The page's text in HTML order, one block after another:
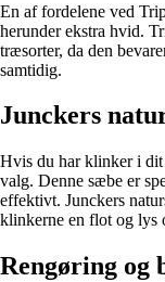
En af fordelene ved
herunder ekstra hvid.
træsorter, da den
samtidig.
Junckers
Hvis du har klinker i
valg. Denne sæbe er
effektivt. Junckers
klinkerne en flot og lys
Rengøring og